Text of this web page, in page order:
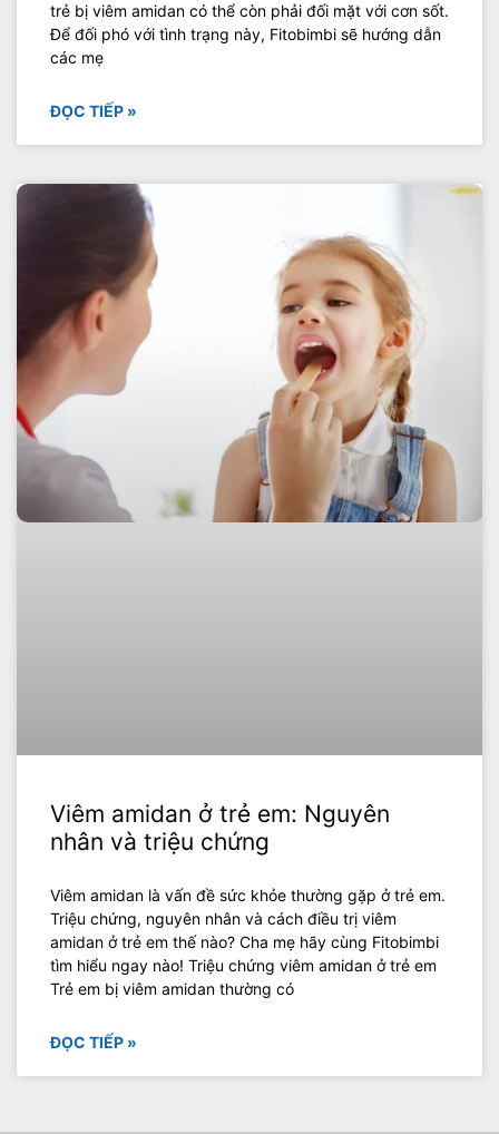
trẻ bị viêm amidan có thể còn phải đối mặt với cơn sốt.
Để đối phó với tình trạng này, Fitobimbi sẽ hướng dẫn
các mẹ
ĐỌC TIẾP »
Viêm amidan ở trẻ em: Nguyên
nhân và triệu chứng
Viêm amidan là vấn đề sức khỏe thường gặp ở trẻ em.
Triệu chứng, nguyên nhân và cách điều trị viêm
amidan ở trẻ em thế nào? Cha mẹ hãy cùng Fitobimbi
tìm hiểu ngay nào! Triệu chứng viêm amidan ở trẻ em
Trẻ em bị viêm amidan thường có
ĐỌC TIẾP »